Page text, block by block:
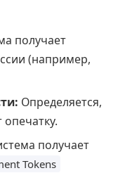
получает
(например,
Определяется,
получает
Tokens